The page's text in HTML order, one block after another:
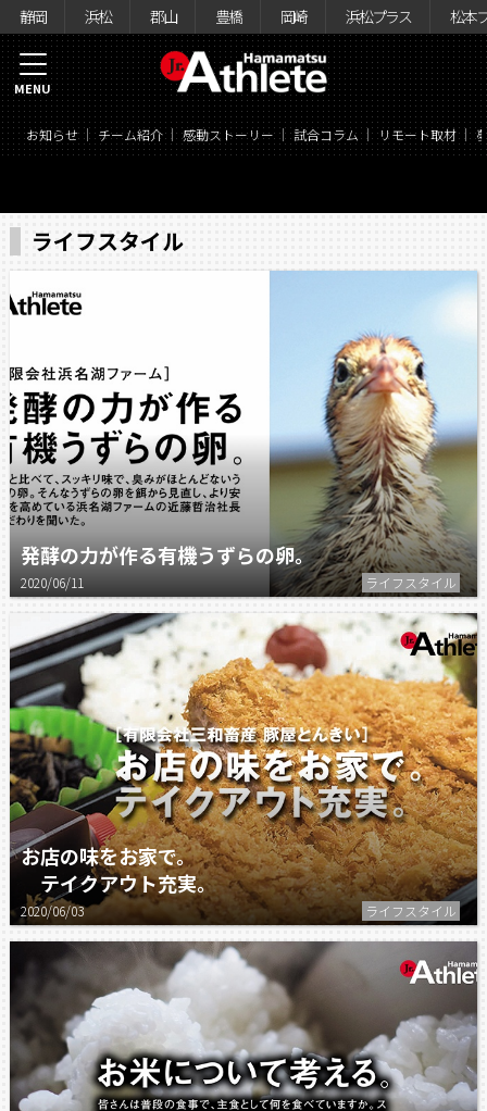
静岡 浜松 郡山 豊橋 岡崎 浜松プラス 松本
お知らせ チーム紹介 感動ストーリー 試合コラム リモート取材
MENU
ライフスタイル
発酵の力が作る有機うずらの卵。
2020/06/11 ライフスタイル
お店の味をお家で。
テイクアウト充実。
2020/06/03 ライフスタイル